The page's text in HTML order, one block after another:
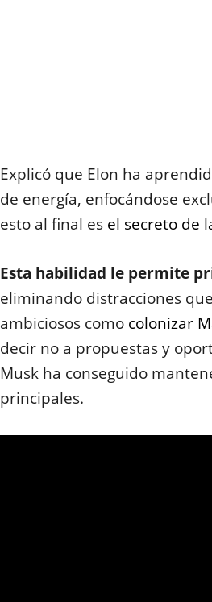
Explicó que Elon ha
de energía, enfocándose
esto al final es el secreto de
Esta habilidad le permite
eliminando distracciones
ambiciosos como colonizar
decir no a propuestas y
Musk ha conseguido
principales.